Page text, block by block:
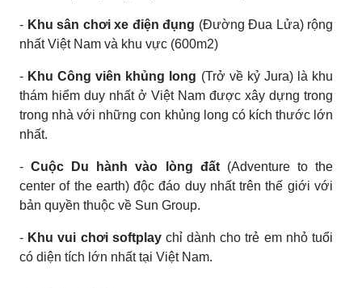
- Khu sân chơi xe điện đụng (Đường Đua Lửa) rộng
nhất Việt Nam và khu vực (600m2)
- Khu Công viên khủng long (Trở về kỷ Jura) là khu
thám hiểm duy nhất ở Việt Nam được xây dựng trong
trong nhà với những con khủng long có kích thước lớn
nhất.
-Cuộc Du hành vào lòng đất (Adventure to the
center of the earth) độc đáo duy nhất trên thế giới với
bản quyền thuộc về Sun Group.
- Khu vui chơi softplaychỉ dành cho trẻ em nhỏ tuổi
có diện tích lớn nhất tại Việt Nam.